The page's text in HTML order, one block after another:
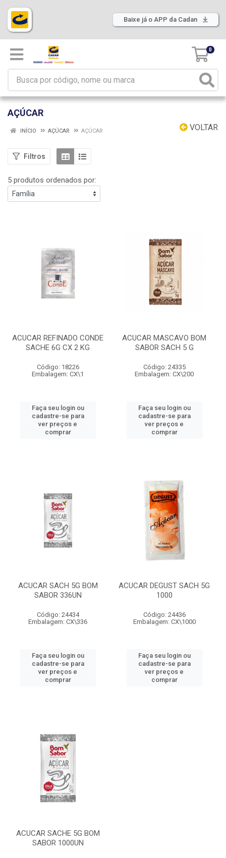
Baixe já o APP da Cadan
0
AÇÚCAR
VOLTAR
INÍCIO AÇÚCAR AÇÚCAR
Filtros
5 produtos ordenados por:
ACUCAR REFINADO CONDE
SACHE 6G CX 2 KG
Código: 18226
Embalagem: CX\1
Faça seu login ou
cadastre-se para
ver preços e
comprar
ACUCAR MASCAVO BOM
SABOR SACH 5 G
Código: 24335
Embalagem: CX\200
Faça seu login ou
cadastre-se para
ver preços e
comprar
ACUCAR SACH 5G BOM
SABOR 336UN
Código: 24434
Embalagem: CX\336
Faça seu login ou
cadastre-se para
ver preços e
comprar
ACUCAR DEGUST SACH 5G
1000
Código: 24436
Embalagem: CX\1000
Faça seu login ou
cadastre-se para
ver preços e
comprar
ACUCAR SACHE 5G BOM
SABOR 1000UN